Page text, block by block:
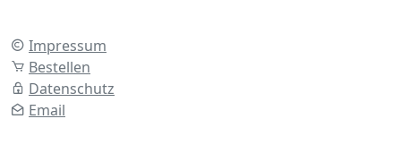
Impressum
Bestellen
Datenschutz
Email